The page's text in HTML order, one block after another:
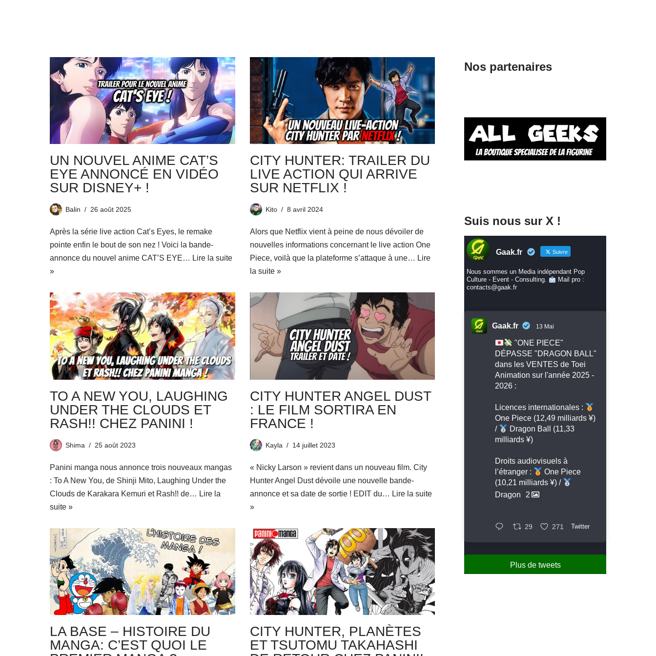
UN NOUVEL ANIME CAT’S
EYE ANNONCÉ EN VIDÉO
SUR DISNEY+ !
Balin 26 août 2025
Après la série live action Cat’s Eyes, le remake
pointe enfin le bout de son nez ! Voici la bande-
annonce du nouvel anime CAT’S EYE… Lire la suite
»
CITY HUNTER: TRAILER DU
LIVE ACTION QUI ARRIVE
SUR NETFLIX !
Kito 8 avril 2024
Alors que Netflix vient à peine de nous dévoiler de
nouvelles informations concernant le live action One
Piece, voilà que la plateforme s’attaque à une… Lire
la suite »
TO A NEW YOU, LAUGHING
UNDER THE CLOUDS ET
RASH!! CHEZ PANINI !
Shima 25 août 2023
Panini manga nous annonce trois nouveaux mangas
: To A New You, de Shinji Mito, Laughing Under the
Clouds de Karakara Kemuri et Rash!! de… Lire la
suite »
CITY HUNTER ANGEL DUST
: LE FILM SORTIRA EN
FRANCE !
Kayla 14 juillet 2023
« Nicky Larson » revient dans un nouveau film. City
Hunter Angel Dust dévoile une nouvelle bande-
annonce et sa date de sortie ! EDIT du… Lire la suite
»
LA BASE – HISTOIRE DU
MANGA: C’EST QUOI LE
CITY HUNTER, PLANÈTES
ET TSUTOMU TAKAHASHI
Nos partenaires
Suis nous sur X !
Gaak.fr Suivre
Nous sommes un Media indépendant Pop
Culture - Event - Consulting.
Mail pro :
contacts@gaak.fr
Gaak.fr 13 Mai
"ONE PIECE"
DÉPASSE "DRAGON BALL"
dans les VENTES de Toei
Animation sur l'année 2025 -
2026 :
Licences internationales :
One Piece (12,49 milliards ¥)
/
Dragon Ball (11,33
milliards ¥)
Droits audiovisuels à
l’étranger :
One Piece
(10,21 milliards ¥) /
Dragon
2
29 271 Twitter
Plus de tweets